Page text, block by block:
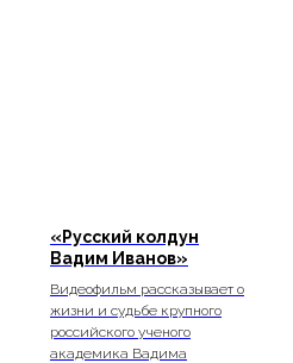
«Русский колдун
Вадим Иванов»
Видеофильм рассказывает о
жизни и судьбе крупного
российского ученого
академика Вадима